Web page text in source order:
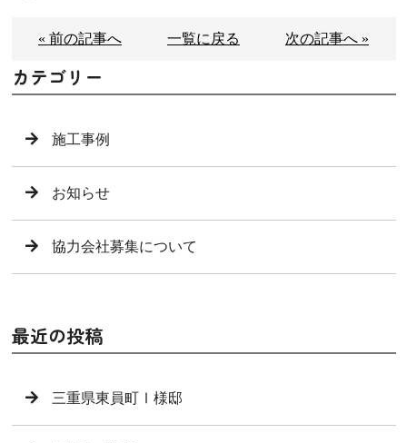
« 前の記事へ 一覧に戻る 次の記事へ »
カテゴリー
施工事例
お知らせ
協力会社募集について
最近の投稿
三重県東員町Ⅰ様邸